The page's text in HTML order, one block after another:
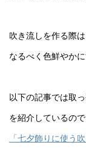
吹き流しを作る際
なるべく色鮮やか
以下の記事では取
を紹介しているの
「七夕飾りに使う